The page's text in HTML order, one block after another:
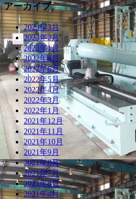
アーカイブ
2023年3月
2023年2月
2023年1月
2022年8月
2022年6月
2022年5月
2022年4月
2022年3月
2022年1月
2021年12月
2021年11月
2021年10月
2021年9月
2021年8月
2021年7月
2021年6月
2021年4月